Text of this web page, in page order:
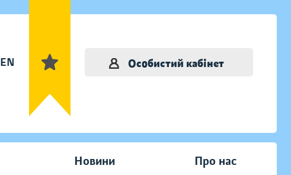
EN Особистий кабінет
Новини Про нас